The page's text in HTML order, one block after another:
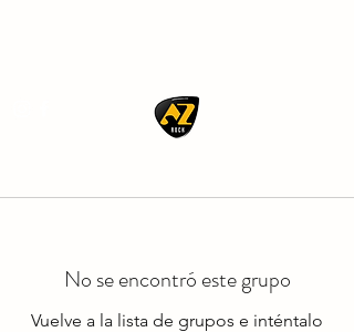
No se encontró este grupo
Vuelve a la lista de grupos e inténtalo